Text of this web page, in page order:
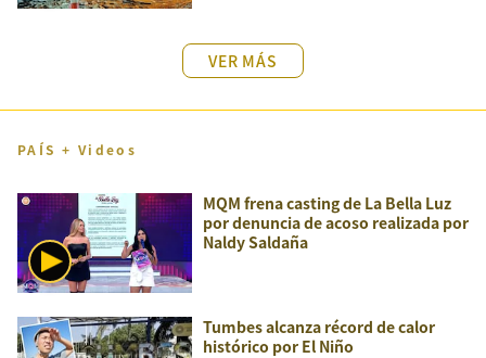
VER MÁS
PAÍS + Videos
MQM frena casting de La Bella Luz
por denuncia de acoso realizada por
Naldy Saldaña
Tumbes alcanza récord de calor
histórico por El Niño